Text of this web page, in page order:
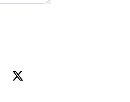
ログレッシヴ)J-POP”